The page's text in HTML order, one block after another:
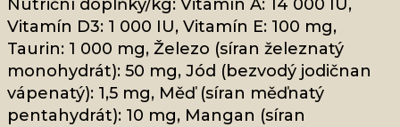
Nutriční doplňky/kg: Vitamín A: 14 000 IU,
Vitamín D3: 1 000 IU, Vitamín E: 100 mg,
Taurin: 1 000 mg, Železo (síran železnatý
monohydrát): 50 mg, Jód (bezvodý jodičnan
vápenatý): 1,5 mg, Měď (síran měďnatý
pentahydrát): 10 mg, Mangan (síran